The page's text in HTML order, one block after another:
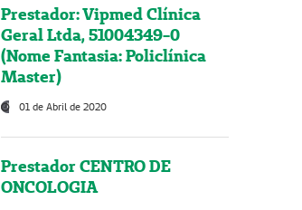
Prestador: Vipmed Clínica
Geral Ltda, 51004349-0
(Nome Fantasia: Policlínica
Master)
01 de Abril de 2020
Prestador CENTRO DE
ONCOLOGIA